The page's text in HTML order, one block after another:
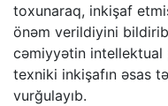
toxunaraq, inkişaf
önəm verildiyini
cəmiyyətin intellektual
texniki inkişafın əsas
vurğulayıb.